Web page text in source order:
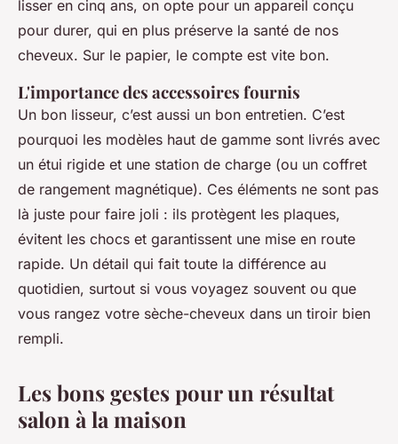
lisser en cinq ans, on opte pour un appareil conçu
pour durer, qui en plus préserve la santé de nos
cheveux. Sur le papier, le compte est vite bon.
L'importance des accessoires fournis
Un bon lisseur, c’est aussi un bon entretien. C’est
pourquoi les modèles haut de gamme sont livrés avec
un étui rigide et une station de charge (ou un coffret
de rangement magnétique). Ces éléments ne sont pas
là juste pour faire joli : ils protègent les plaques,
évitent les chocs et garantissent une mise en route
rapide. Un détail qui fait toute la différence au
quotidien, surtout si vous voyagez souvent ou que
vous rangez votre sèche-cheveux dans un tiroir bien
rempli.
Les bons gestes pour un résultat
salon à la maison